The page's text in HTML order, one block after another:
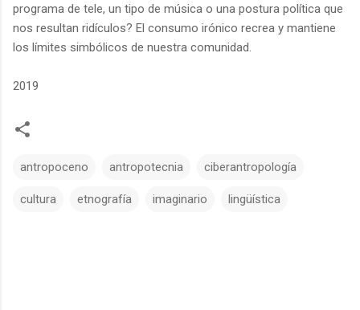
programa de tele, un tipo de música o una postura política que
nos resultan ridículos? El consumo irónico recrea y mantiene
los límites simbólicos de nuestra comunidad.
2019
antropoceno antropotecnia ciberantropología
cultura etnografía imaginario lingüística